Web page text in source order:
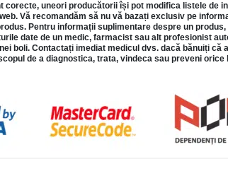
uneori producătorii își pot modifica listele de
Vă recomandăm să nu vă bazați exclusiv pe
Pentru informații suplimentare despre un
date de un medic, farmacist sau alt profesionist
boli. Contactați imediat medicul dvs. dacă bănuiți
de a diagnostica, trata, vindeca sau preveni